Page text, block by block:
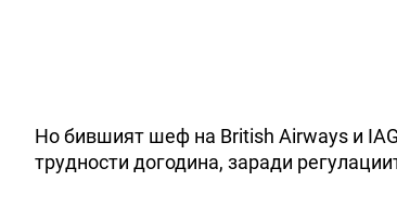
Но бившият шеф на British Airways и
трудности догодина, заради